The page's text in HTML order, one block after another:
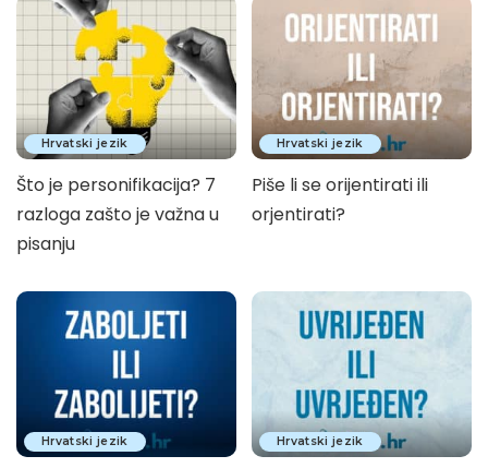
Hrvatski jezik
Što je personifikacija? 7
razloga zašto je važna u
pisanju
Hrvatski jezik
Piše li se orijentirati ili
orjentirati?
Hrvatski jezik Hrvatski jezik